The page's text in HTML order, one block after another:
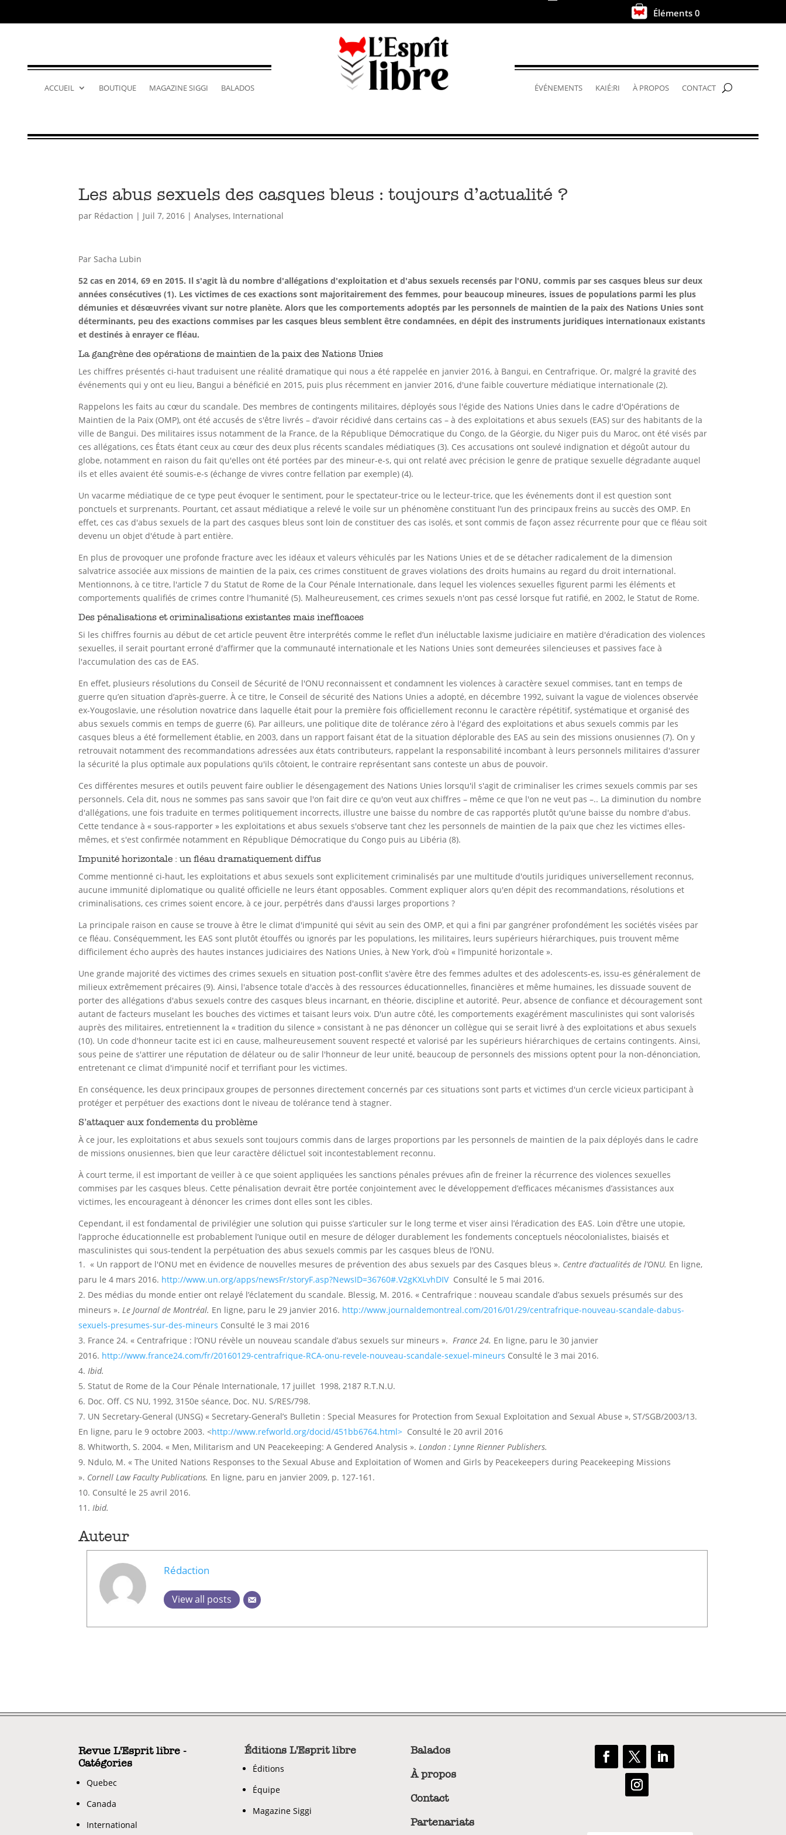
. Éléments 0
ACCUEIL BOUTIQUE MAGAZINE SIGGI BALADOS ÉVÉNEMENTS KAIÉ:RI À PROPOS CONTACT
Les abus sexuels des casques bleus : toujours d’actualité ?
par Rédaction | Juil 7, 2016 |Analyses, International
Par Sacha Lubin
52 cas en 2014, 69 en 2015. Il s'agit là du nombre d'allégations d'exploitation et d'abus sexuels recensés par l'ONU, commis par ses casques bleus sur deux
années consécutives (1). Les victimes de ces exactions sont majoritairement des femmes, pour beaucoup mineures, issues de populations parmi les plus
démunies et désœuvrées vivant sur notre planète. Alors que les comportements adoptés par les personnels de maintien de la paix des Nations Unies sont
déterminants, peu des exactions commises par les casques bleus semblent être condamnées, en dépit des instruments juridiques internationaux existants
et destinés à enrayer ce fléau.
La gangrène des opérations de maintien de la paix des Nations Unies
Les chiffres présentés ci-haut traduisent une réalité dramatique qui nous a été rappelée en janvier 2016, à Bangui, en Centrafrique. Or, malgré la gravité des
événements qui y ont eu lieu, Bangui a bénéficié en 2015, puis plus récemment en janvier 2016, d'une faible couverture médiatique internationale (2).
Rappelons les faits au cœur du scandale. Des membres de contingents militaires, déployés sous l'égide des Nations Unies dans le cadre d'Opérations de
Maintien de la Paix (OMP), ont été accusés de s'être livrés – d’avoir récidivé dans certains cas – à des exploitations et abus sexuels (EAS) sur des habitants de la
ville de Bangui. Des militaires issus notamment de la France, de la République Démocratique du Congo, de la Géorgie, du Niger puis du Maroc, ont été visés par
ces allégations, ces États étant ceux au cœur des deux plus récents scandales médiatiques (3). Ces accusations ont soulevé indignation et dégoût autour du
globe, notamment en raison du fait qu'elles ont été portées par des mineur-e-s, qui ont relaté avec précision le genre de pratique sexuelle dégradante auquel
ils et elles avaient été soumis-e-s (échange de vivres contre fellation par exemple) (4).
Un vacarme médiatique de ce type peut évoquer le sentiment, pour le spectateur-trice ou le lecteur-trice, que les événements dont il est question sont
ponctuels et surprenants. Pourtant, cet assaut médiatique a relevé le voile sur un phénomène constituant l’un des principaux freins au succès des OMP. En
effet, ces cas d'abus sexuels de la part des casques bleus sont loin de constituer des cas isolés, et sont commis de façon assez récurrente pour que ce fléau soit
devenu un objet d'étude à part entière.
En plus de provoquer une profonde fracture avec les idéaux et valeurs véhiculés par les Nations Unies et de se détacher radicalement de la dimension
salvatrice associée aux missions de maintien de la paix, ces crimes constituent de graves violations des droits humains au regard du droit international.
Mentionnons, à ce titre, l'article 7 du Statut de Rome de la Cour Pénale Internationale, dans lequel les violences sexuelles figurent parmi les éléments et
comportements qualifiés de crimes contre l'humanité (5). Malheureusement, ces crimes sexuels n'ont pas cessé lorsque fut ratifié, en 2002, le Statut de Rome.
Des pénalisations et criminalisations existantes mais inefficaces
Si les chiffres fournis au début de cet article peuvent être interprétés comme le reflet d’un inéluctable laxisme judiciaire en matière d'éradication des violences
sexuelles, il serait pourtant erroné d'affirmer que la communauté internationale et les Nations Unies sont demeurées silencieuses et passives face à
l'accumulation des cas de EAS.
En effet, plusieurs résolutions du Conseil de Sécurité de l'ONU reconnaissent et condamnent les violences à caractère sexuel commises, tant en temps de
guerre qu’en situation d’après-guerre. À ce titre, le Conseil de sécurité des Nations Unies a adopté, en décembre 1992, suivant la vague de violences observée
ex-Yougoslavie, une résolution novatrice dans laquelle était pour la première fois officiellement reconnu le caractère répétitif, systématique et organisé des
abus sexuels commis en temps de guerre (6). Par ailleurs, une politique dite de tolérance zéro à l'égard des exploitations et abus sexuels commis par les
casques bleus a été formellement établie, en 2003, dans un rapport faisant état de la situation déplorable des EAS au sein des missions onusiennes (7). On y
retrouvait notamment des recommandations adressées aux états contributeurs, rappelant la responsabilité incombant à leurs personnels militaires d'assurer
la sécurité la plus optimale aux populations qu'ils côtoient, le contraire représentant sans conteste un abus de pouvoir.
Ces différentes mesures et outils peuvent faire oublier le désengagement des Nations Unies lorsqu'il s'agit de criminaliser les crimes sexuels commis par ses
personnels. Cela dit, nous ne sommes pas sans savoir que l'on fait dire ce qu'on veut aux chiffres – même ce que l'on ne veut pas –.. La diminution du nombre
d'allégations, une fois traduite en termes politiquement incorrects, illustre une baisse du nombre de cas rapportés plutôt qu'une baisse du nombre d'abus.
Cette tendance à « sous-rapporter » les exploitations et abus sexuels s'observe tant chez les personnels de maintien de la paix que chez les victimes elles-
mêmes, et s'est confirmée notamment en République Démocratique du Congo puis au Libéria (8).
Impunité horizontale : un fléau dramatiquement diffus
Comme mentionné ci-haut, les exploitations et abus sexuels sont explicitement criminalisés par une multitude d'outils juridiques universellement reconnus,
aucune immunité diplomatique ou qualité officielle ne leurs étant opposables. Comment expliquer alors qu'en dépit des recommandations, résolutions et
criminalisations, ces crimes soient encore, à ce jour, perpétrés dans d'aussi larges proportions ?
La principale raison en cause se trouve à être le climat d'impunité qui sévit au sein des OMP, et qui a fini par gangréner profondément les sociétés visées par
ce fléau. Conséquemment, les EAS sont plutôt étouffés ou ignorés par les populations, les militaires, leurs supérieurs hiérarchiques, puis trouvent même
difficilement écho auprès des hautes instances judiciaires des Nations Unies, à New York, d’où « l’impunité horizontale ».
Une grande majorité des victimes des crimes sexuels en situation post-conflit s'avère être des femmes adultes et des adolescents-es, issu-es généralement de
milieux extrêmement précaires (9). Ainsi, l'absence totale d'accès à des ressources éducationnelles, financières et même humaines, les dissuade souvent de
porter des allégations d'abus sexuels contre des casques bleus incarnant, en théorie, discipline et autorité. Peur, absence de confiance et découragement sont
autant de facteurs muselant les bouches des victimes et taisant leurs voix. D'un autre côté, les comportements exagérément masculinistes qui sont valorisés
auprès des militaires, entretiennent la « tradition du silence » consistant à ne pas dénoncer un collègue qui se serait livré à des exploitations et abus sexuels
(10). Un code d'honneur tacite est ici en cause, malheureusement souvent respecté et valorisé par les supérieurs hiérarchiques de certains contingents. Ainsi,
sous peine de s'attirer une réputation de délateur ou de salir l'honneur de leur unité, beaucoup de personnels des missions optent pour la non-dénonciation,
entretenant ce climat d'impunité nocif et terrifiant pour les victimes.
En conséquence, les deux principaux groupes de personnes directement concernés par ces situations sont parts et victimes d'un cercle vicieux participant à
protéger et perpétuer des exactions dont le niveau de tolérance tend à stagner.
S’attaquer aux fondements du problème
À ce jour, les exploitations et abus sexuels sont toujours commis dans de larges proportions par les personnels de maintien de la paix déployés dans le cadre
de missions onusiennes, bien que leur caractère délictuel soit incontestablement reconnu.
À court terme, il est important de veiller à ce que soient appliquées les sanctions pénales prévues afin de freiner la récurrence des violences sexuelles
commises par les casques bleus. Cette pénalisation devrait être portée conjointement avec le développement d’efficaces mécanismes d’assistances aux
victimes, les encourageant à dénoncer les crimes dont elles sont les cibles.
Cependant, il est fondamental de privilégier une solution qui puisse s’articuler sur le long terme et viser ainsi l’éradication des EAS. Loin d’être une utopie,
l’approche éducationnelle est probablement l’unique outil en mesure de déloger durablement les fondements conceptuels néocolonialistes, biaisés et
masculinistes qui sous-tendent la perpétuation des abus sexuels commis par les casques bleus de l’ONU.
« Un rapport de l'ONU met en évidence de nouvelles mesures de prévention des abus sexuels par des Casques bleus ». Centre d’actualités de l’ONU. En ligne,
paru le 4 mars 2016. http://www.un.org/apps/newsFr/storyF.asp?NewsID=36760#.V2gKXLvhDIVConsulté le 5 mai 2016.
Des médias du monde entier ont relayé l’éclatement du scandale. Blessig, M. 2016. « Centrafrique : nouveau scandale d’abus sexuels présumés sur des
mineurs ». Le Journal de Montréal. En ligne, paru le 29 janvier 2016. http://www.journaldemontreal.com/2016/01/29/centrafrique-nouveau-scandale-dabus-
sexuels-presumes-sur-des-mineurs Consulté le 3 mai 2016
France 24. « Centrafrique : l’ONU révèle un nouveau scandale d’abus sexuels sur mineurs ». France 24. En ligne, paru le 30 janvier
2016. http://www.france24.com/fr/20160129-centrafrique-RCA-onu-revele-nouveau-scandale-sexuel-mineurs Consulté le 3 mai 2016.
Ibid.
Statut de Rome de la Cour Pénale Internationale, 17 juillet 1998, 2187 R.T.N.U.
Doc. Off. CS NU, 1992, 3150e séance, Doc. NU. S/RES/798.
UN Secretary-General (UNSG) « Secretary-General’s Bulletin : Special Measures for Protection from Sexual Exploitation and Sexual Abuse », ST/SGB/2003/13.
En ligne, paru le 9 octobre 2003. <http://www.refworld.org/docid/451bb6764.html> Consulté le 20 avril 2016
Whitworth, S. 2004. « Men, Militarism and UN Peacekeeping: A Gendered Analysis ». London : Lynne Rienner Publishers.
Ndulo, M. « The United Nations Responses to the Sexual Abuse and Exploitation of Women and Girls by Peacekeepers during Peacekeeping Missions
». Cornell Law Faculty Publications. En ligne, paru en janvier 2009, p. 127-161.
Consulté le 25 avril 2016.
Ibid.
Auteur
Rédaction
View all posts
Revue L'Esprit libre -
Catégories
Quebec
Canada
International
Éditions L'Esprit libre
Éditions
Équipe
Magazine Siggi
Balados
À propos
Contact
Partenariats